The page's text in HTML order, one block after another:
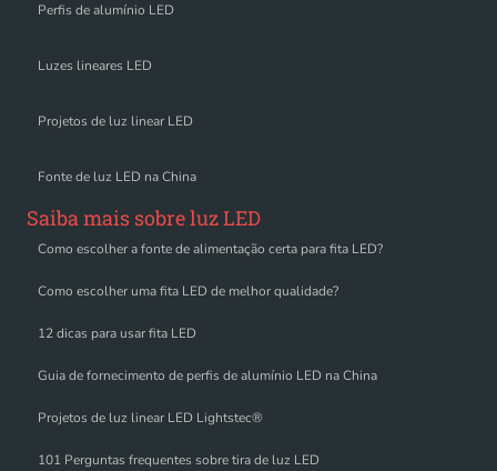
Perfis de alumínio LED
Luzes lineares LED
Projetos de luz linear LED
Fonte de luz LED na China
Saiba mais sobre luz LED
Como escolher a fonte de alimentação certa para fita LED?
Como escolher uma fita LED de melhor qualidade?
12 dicas para usar fita LED
Guia de fornecimento de perfis de alumínio LED na China
Projetos de luz linear LED Lightstec®
101 Perguntas frequentes sobre tira de luz LED